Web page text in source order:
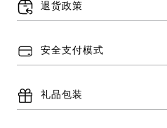
退货政策
安全支付模式
礼品包装